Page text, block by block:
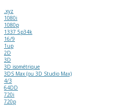
.xyz
1080i
1080p
1337 5p34k
16/9
1up
2D
3D
3D isométrique
3DS Max (ou 3D Studio Max)
4/3
64DD
720i
720p